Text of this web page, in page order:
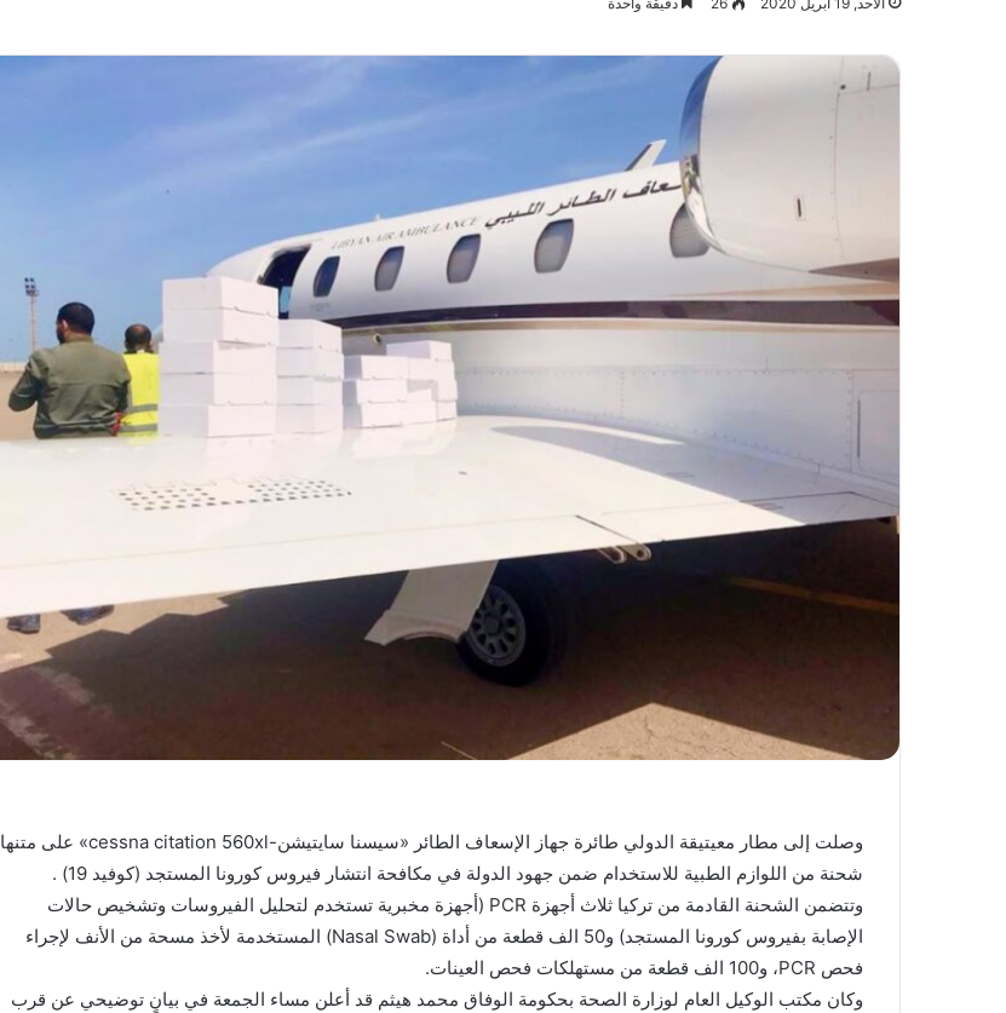
وصلت إلى مطار معيتيقة الدولي طائرة جهاز الإسعاف الطائر «سيسنا سايتيشن-cessna citation 560xl» على متنها
شحنة من اللوازم الطبية للاستخدام ضمن جهود الدولة في مكافحة انتشار فيروس كورونا المستجد (كوفيد 19) .
وتتضمن الشحنة القادمة من تركيا ثلاث أجهزة PCR (أجهزة مخبرية تستخدم لتحليل الفيروسات وتشخيص حالات
الإصابة بفيروس كورونا المستجد) و50 الف قطعة من أداة (Nasal Swab) المستخدمة لأخذ مسحة من الأنف لإجراء
فحص PCR، و100 الف قطعة من مستهلكات فحص العينات.
وكان مكتب الوكيل العام لوزارة الصحة بحكومة الوفاق محمد هيثم قد أعلن مساء الجمعة في بيانٍ توضيحي عن قرب